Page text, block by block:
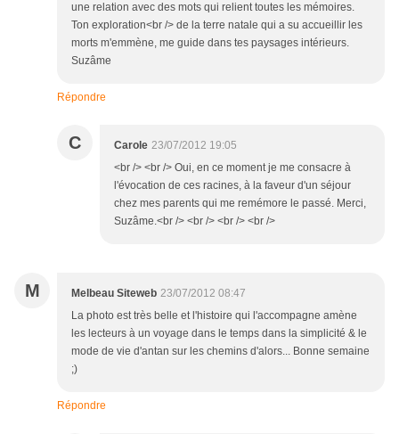
une relation avec des mots qui relient toutes les mémoires.
Ton exploration<br /> de la terre natale qui a su accueillir les
morts m'emmène, me guide dans tes paysages intérieurs.
Suzâme
Répondre
C Carole 23/07/2012 19:05
<br /> <br /> Oui, en ce moment je me consacre à
l'évocation de ces racines, à la faveur d'un séjour
chez mes parents qui me remémore le passé. Merci,
Suzâme.<br /> <br /> <br /> <br />
M Melbeau Siteweb 23/07/2012 08:47
La photo est très belle et l'histoire qui l'accompagne amène
les lecteurs à un voyage dans le temps dans la simplicité & le
mode de vie d'antan sur les chemins d'alors... Bonne semaine
;)
Répondre